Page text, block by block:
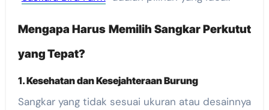
Mengapa Harus Memilih Sangkar Perkutut
yang Tepat?
1.Kesehatan dan Kesejahteraan Burung
Sangkar yang tidak sesuai ukuran atau desainnya